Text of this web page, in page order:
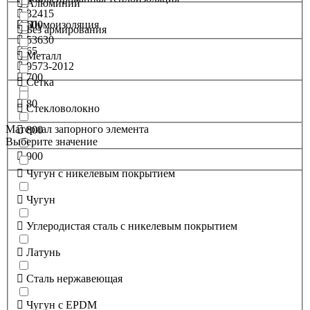
Шумоизоляция
600
65
700
80
800
900
32415
53630
9573-2012
Алюминий
Без армирования
Металл
Сетка
Стекловолокно
Материал запорного элемента
Выберите значение
Чугун с никелевым покрытием
Чугун
Углеродистая сталь с никелевым покрытием
Латунь
Сталь нержавеющая
Чугун с EPDM